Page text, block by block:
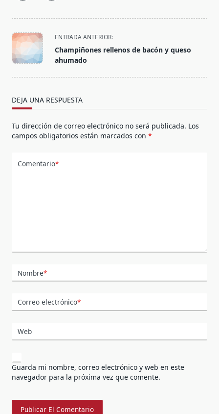
<span
class="nav-
subtitle
ENTRADA ANTERIOR:
Champiñones rellenos de bacón y queso
ahumado
DEJA UNA RESPUESTA
Tu dirección de correo electrónico no será publicada. Los
campos obligatorios están marcados con *
Comentario*
Nombre*
Correo electrónico*
Web
Guarda mi nombre, correo electrónico y web en este
navegador para la próxima vez que comente.